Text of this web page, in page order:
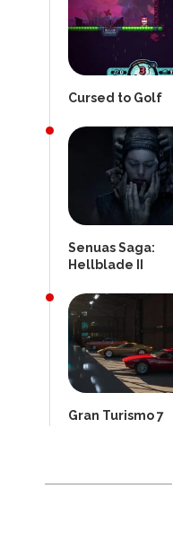
Cursed to Golf
Senuas Saga:
Hellblade II
Gran Turismo 7